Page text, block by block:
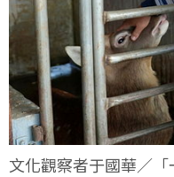
文化觀察者于國華／